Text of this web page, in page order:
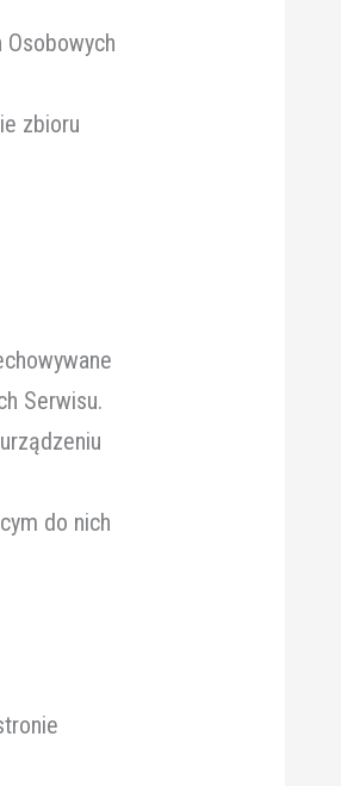
Osobowych
zbioru
Serwisu.
do nich